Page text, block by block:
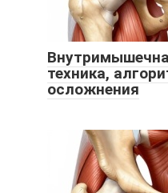
техника,
осложнения